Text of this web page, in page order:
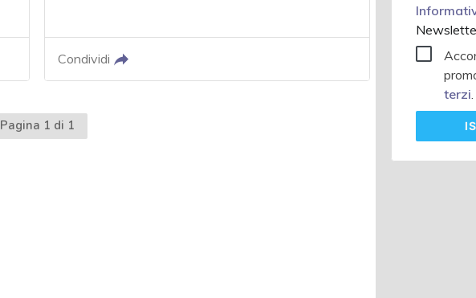
Condividi
Pagina 1 di 1
terzi.